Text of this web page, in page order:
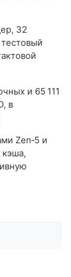
32
и 65 111
в
Zen‑5 и